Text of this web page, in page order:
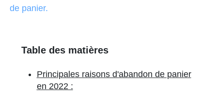
de panier.
Table des matières
Principales raisons d'abandon de panier
en 2022 :